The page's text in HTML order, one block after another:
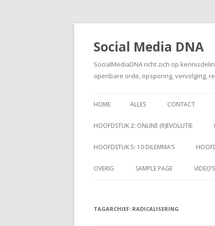
Social Media DNA
SocialMediaDNA richt zich op
openbare orde, opsporing, vervolging,
HOME ALLES CONTACT
HOOFDSTUK 2: ONLINE (R)EVOLUTIE
HOOFDSTUK 5: 10 DILEMMA’S
OVERIG SAMPLE PAGE VIDEO’S
TAGARCHIEF: RADICALISERING